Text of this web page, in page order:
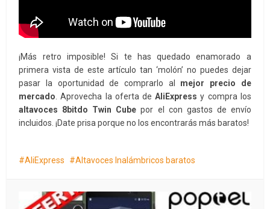
¡Más retro imposible! Si te has quedado enamorado a
primera vista de este artículo tan ‘molón’ no puedes dejar
pasar la oportunidad de comprarlo al mejor precio de
mercado . Aprovecha la oferta deAliExpress y compra los
altavoces 8bitdo Twin Cube por el con gastos de envío
incluidos. ¡Date prisa porque no los encontrarás más baratos!
AliExpress Altavoces Inalámbricos baratos